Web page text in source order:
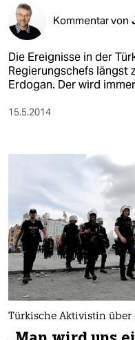
Kommentar von
Die Ereignisse in der
Regierungschefs längst
Erdogan. Der wird
15.5.2014
Türkische Aktivistin über